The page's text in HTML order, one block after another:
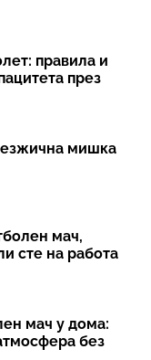
правила и
през
мишка
мач,
сте на работа
мач у дома:
без